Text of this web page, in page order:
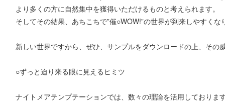
より多くの方に自然集中を獲得いただけるものと考えられます。
そしてその結果、あちこちで”催○WOW!”の世界が到来しやすくな
新しい世界ですから、ぜひ、サンプルをダウンロードの上、その
○ずっと迫り来る眼に見えるヒミツ
ナイトメアテンプテーションでは、数々の理論を活用しておりま